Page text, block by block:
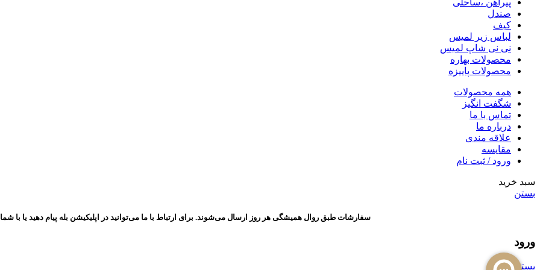
پیراهن ،ساحلی
صندل
کیف
لباس زیر لمیس
نی نی شاپ لمیس
محصولات بهاره
محصولات پاییزه
همه محصولات
شگفت انگیز
تماس با ما
درباره ما
علاقه مندی
مقایسه
ورود / ثبت نام
سبد خرید
بستن
سفارشات طبق روال همیشگی هر روز ارسال می‌شوند. برای ارتباط با ما می‌توانید در اپلیکیشن بله پیام دهید یا با شماره 09935052353 تماس
ورود
بستن